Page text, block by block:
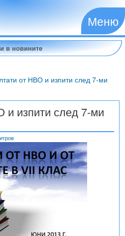
Меню
от НВО и изпити след 7-ми
и изпити след 7-ми